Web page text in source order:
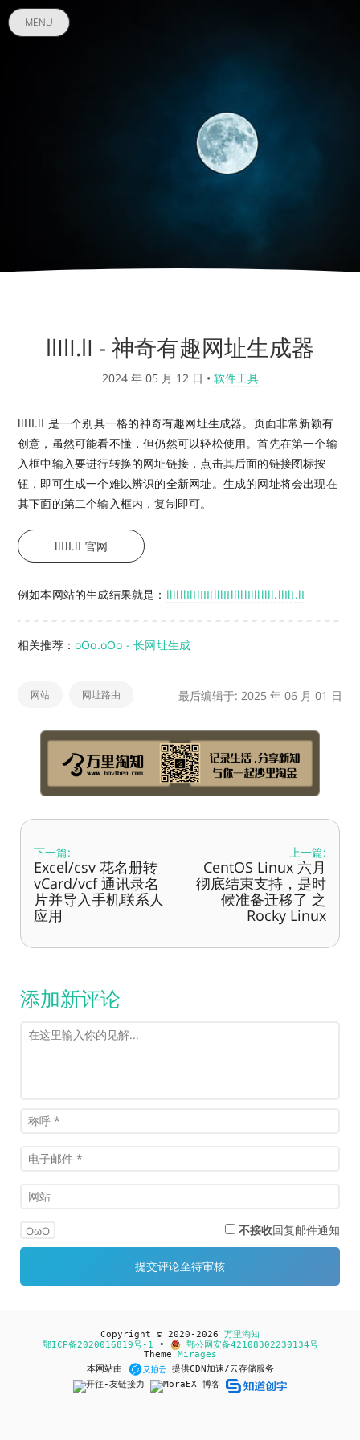
MENU
llIlI.lI - 神奇有趣网址生成器
2024 年 05 月 12 日 • 软件工具
llIlI.lI 是一个别具一格的神奇有趣网址生成器。页面非常新颖有
创意，虽然可能看不懂，但仍然可以轻松使用。首先在第一个输
入框中输入要进行转换的网址链接，点击其后面的链接图标按
钮，即可生成一个难以辨识的全新网址。生成的网址将会出现在
其下面的第二个输入框内，复制即可。
llIlI.lI 官网
例如本网站的生成结果就是： llllllIlIlIIIllllIIlllllIlllllll.llIlI.lI
相关推荐：oOo.oOo - 长网址生成
网站 网址路由 最后编辑于: 2025 年 06 月 01 日
下一篇:
Excel/csv 花名册转
vCard/vcf 通讯录名
片并导入手机联系人
应用
上一篇:
CentOS Linux 六月
彻底结束支持，是时
候准备迁移了 之
Rocky Linux
添加新评论
OωO 不接收回复邮件通知
Copyright © 2020-2026 万里淘知
鄂ICP备2020016819号-1 •
鄂公网安备42108302230134号
Theme Mirages
本网站由
提供CDN加速/云存储服务